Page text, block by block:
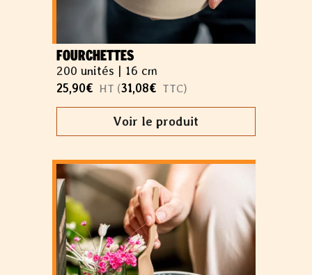
FOURCHETTES
200 unités | 16 cm
25,90€ HT (31,08€ TTC)
Voir le produit